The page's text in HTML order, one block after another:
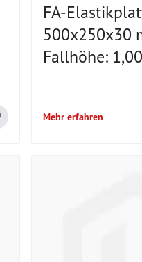
FA-
500x250x30
Fallhöhe:
Mehr erfahren